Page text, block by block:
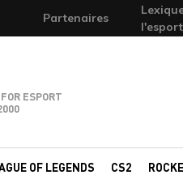
Partenaires
l'esport
ESPORT
OF LEGENDS CS2